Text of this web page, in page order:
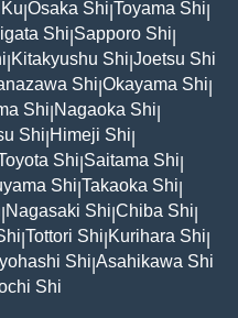
Osaka Shi Toyama Shi
Shi Sapporo Shi
Kitakyushu Shi Joetsu Shi
Shi Okayama Shi
Shi Nagaoka Shi
Shi Himeji Shi
Shi Saitama Shi
Shi Takaoka Shi
Nagasaki Shi Chiba Shi
Tottori Shi Kurihara Shi
Shi Asahikawa Shi
Shi